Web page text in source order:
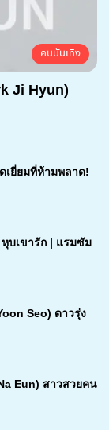
คนบันเทิง
Ji Hyun)
เยี่ยมที่ห้ามพลาด!
บเขารัก | แรมซัม
Seo) ดาวรุ่ง
Eun) สาวสวยคน